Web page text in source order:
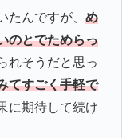
んですが、 め
のとでためらっ
れそうだと思っ
てすごく手軽で
に期待して続け